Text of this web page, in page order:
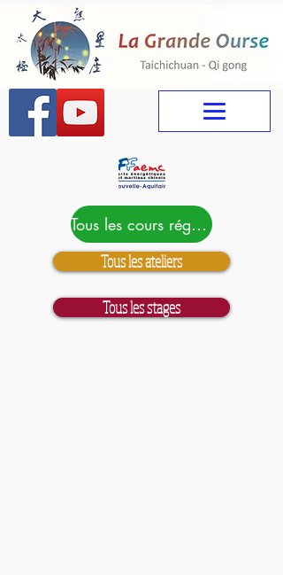
Tous les cours réguliers cliquez ici
Tous les ateliers
Tous les stages